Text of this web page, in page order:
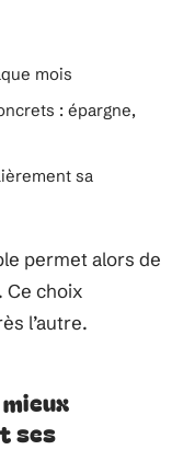
mois
: épargne,
sa
permet alors de
Ce choix
l’autre.
ses